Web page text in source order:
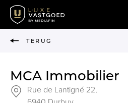
TERUG
MCA Immobilier
Rue de Lantigné 22,